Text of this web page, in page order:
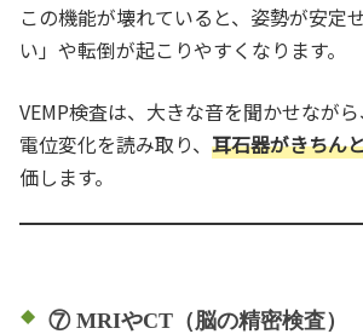
この機能が壊れていると、姿勢が安定
い」や転倒が起こりやすくなります。
VEMP検査は、大きな音を聞かせなが
電位変化を読み取り、 耳石器がきちん
価します。
⑦ MRIやCT（脳の精密検査）